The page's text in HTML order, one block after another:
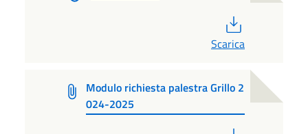
Scarica
Modulo richiesta palestra Grillo 2
024-2025